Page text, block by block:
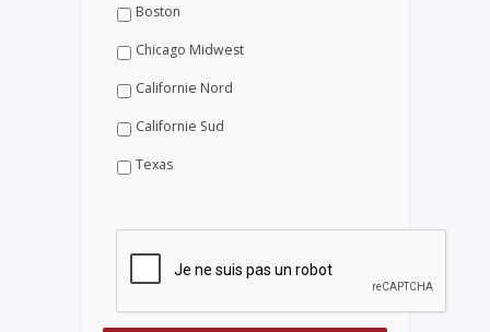
Boston
Chicago Midwest
Californie Nord
Californie Sud
Texas